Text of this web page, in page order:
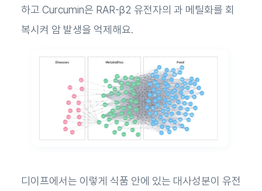
하고 Curcumin은 RAR-β2 유전자의 과 메틸화를 회
복시켜 암 발생을 억제해요.
디이프에서는 이렇게 식품 안에 있는 대사성분이 유전